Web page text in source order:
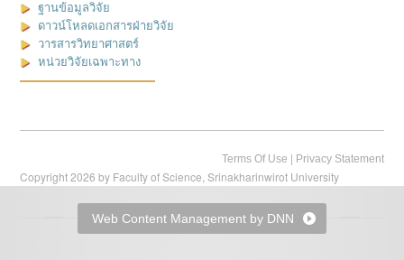
ฐานข้อมูลวิจัย
ดาวน์โหลดเอกสารฝ่ายวิจัย
วารสารวิทยาศาสตร์
หน่วยวิจัยเฉพาะทาง
Terms Of Use | Privacy Statement
Copyright 2026 by Faculty of Science, Srinakharinwirot University
Web Content Management by DNN